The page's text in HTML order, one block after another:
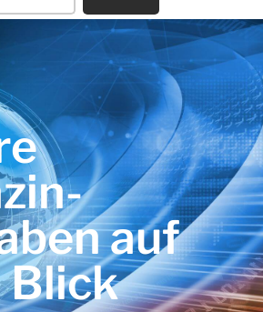
auf
Blick